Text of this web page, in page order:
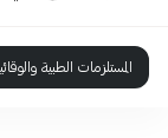
المستلزمات الطبية